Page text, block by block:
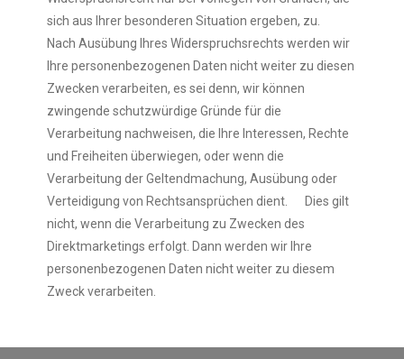
sich aus Ihrer besonderen Situation ergeben, zu.
Nach Ausübung Ihres Widerspruchsrechts werden wir
Ihre personenbezogenen Daten nicht weiter zu diesen
Zwecken verarbeiten, es sei denn, wir können
zwingende schutzwürdige Gründe für die
Verarbeitung nachweisen, die Ihre Interessen, Rechte
und Freiheiten überwiegen, oder wenn die
Verarbeitung der Geltendmachung, Ausübung oder
Verteidigung von Rechtsansprüchen dient. Dies gilt
nicht, wenn die Verarbeitung zu Zwecken des
Direktmarketings erfolgt. Dann werden wir Ihre
personenbezogenen Daten nicht weiter zu diesem
Zweck verarbeiten.